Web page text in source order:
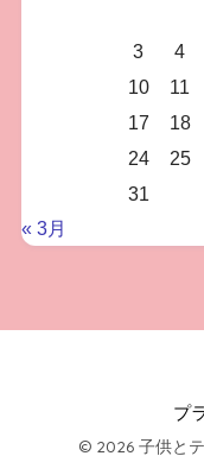
3
4
10
11
17
18
24
25
31
« 3月
プ
© 2026 子供と